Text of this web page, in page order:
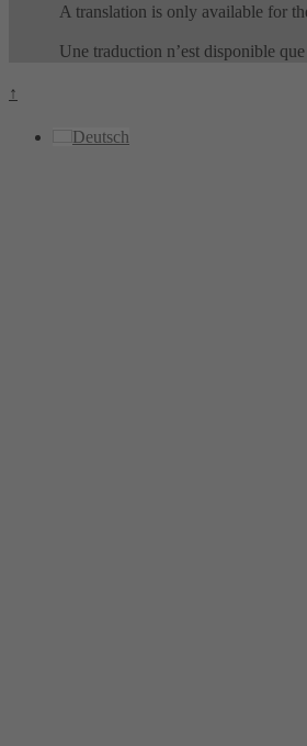
A translation is only available for
Une traduction n’est disponible
↑
Deutsch